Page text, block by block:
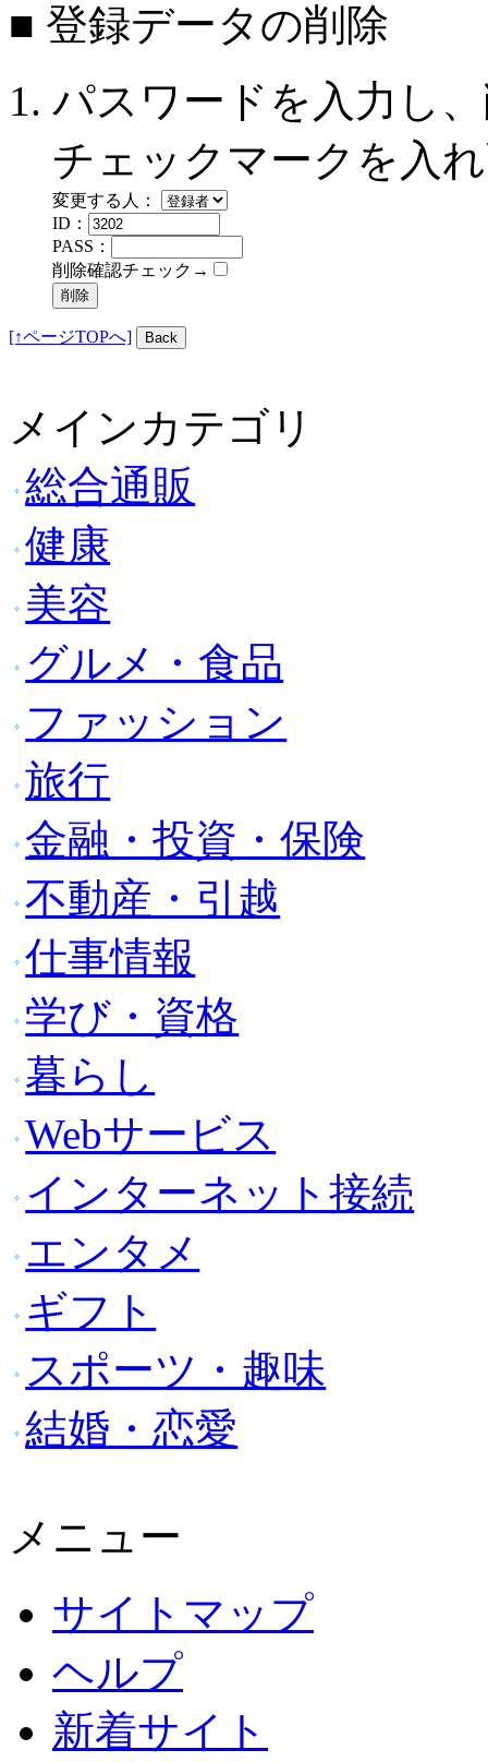
■ 登録データの削除
パスワードを入力し
チェックマークを入
変更する人：
ID：
PASS：
削除確認チェック→
[↑ページTOPへ]
メインカテゴリ
総合通販
健康
美容
グルメ・食品
ファッション
旅行
金融・投資・保険
不動産・引越
仕事情報
学び・資格
暮らし
Webサービス
インターネット接続
エンタメ
ギフト
スポーツ・趣味
結婚・恋愛
メニュー
サイトマップ
ヘルプ
新着サイト